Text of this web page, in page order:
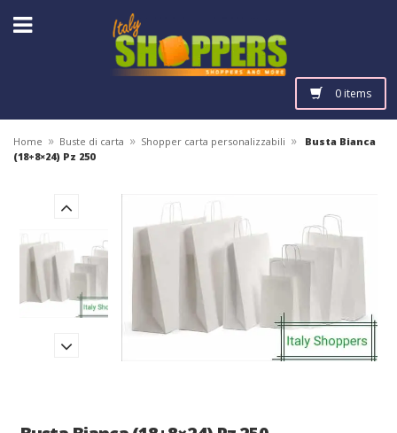
0 items
Home » Buste di carta » Shopper carta personalizzabili »
Busta Bianca
(18+8×24) Pz 250